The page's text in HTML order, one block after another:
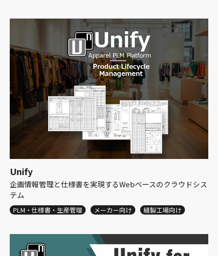
Unify
企画情報管理と仕様書を実現するWebベースのクラウドシス
テム
PLM・仕様書・生産管理 メーカー向け 縫製工場向け